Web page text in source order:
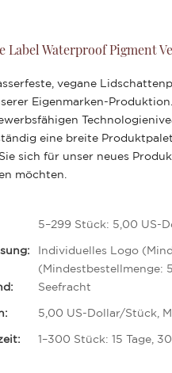
Label Waterproof Pigment
vegane
Eigenmarken-
eine breite
sich für unser neues
möchten.
5–299 Stück: 5,00 US-
Individuelles Logo
(Mindestbestellmenge:
Seefracht
5,00 US-Dollar/Stück,
1–300 Stück: 15 Tage,